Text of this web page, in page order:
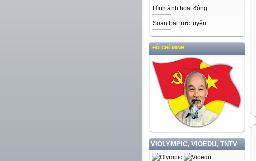
Hình ảnh hoạt động
Soạn bài trực tuyến
VÀ LÀM THEO TƯ TƯỞNG, ĐẠO ĐỨC, PHONG CÁCH HỒ CHÍ MINH
VIOLYMPIC, VIOEDU, TNTV